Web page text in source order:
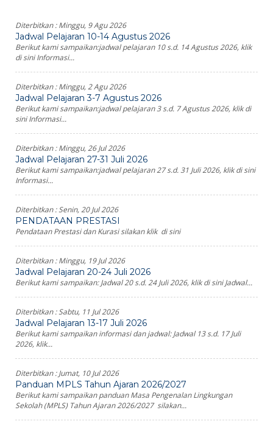
Diterbitkan :Minggu, 9 Agu 2026
Jadwal Pelajaran 10-14 Agustus 2026
Berikut kami sampaikan:jadwal pelajaran 10 s.d. 14 Agustus 2026, klik
di sini Informasi...
Diterbitkan :Minggu, 2 Agu 2026
Jadwal Pelajaran 3-7 Agustus 2026
Berikut kami sampaikan:jadwal pelajaran 3 s.d. 7 Agustus 2026, klik di
sini Informasi...
Diterbitkan :Minggu, 26 Jul 2026
Jadwal Pelajaran 27-31 Juli 2026
Berikut kami sampaikan:jadwal pelajaran 27 s.d. 31 Juli 2026, klik di sini
Informasi...
Diterbitkan :Senin, 20 Jul 2026
PENDATAAN PRESTASI
Pendataan Prestasi dan Kurasi silakan klik di sini
Diterbitkan :Minggu, 19 Jul 2026
Jadwal Pelajaran 20-24 Juli 2026
Berikut kami sampaikan: Jadwal 20 s.d. 24 Juli 2026, klik di sini Jadwal...
Diterbitkan :Sabtu, 11 Jul 2026
Jadwal Pelajaran 13-17 Juli 2026
Berikut kami sampaikan informasi dan jadwal: Jadwal 13 s.d. 17 Juli
2026, klik...
Diterbitkan :Jumat, 10 Jul 2026
Panduan MPLS Tahun Ajaran 2026/2027
Berikut kami sampaikan panduan Masa Pengenalan Lingkungan
Sekolah (MPLS) Tahun Ajaran 2026/2027 silakan...